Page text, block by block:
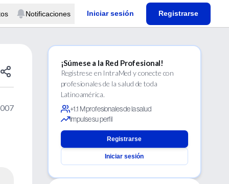
Notificaciones Iniciar sesión Registrarse
¡Súmese a la Red Profesional!
Regístrese en IntraMed y conecte con
profesionales de la salud de toda
Latinoamérica.
+1.1 M profesionales de la salud
Impulse su perfil
Registrarse
Iniciar sesión